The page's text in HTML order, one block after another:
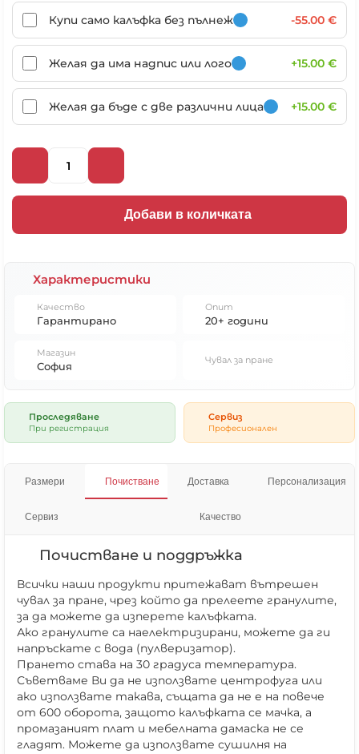
Купи само калъфка без пълнеж -55.00 €
Желая да има надпис или лого +15.00 €
Желая да бъде с две различни лица +15.00 €
Добави в количката
Характеристики
Качество
Гарантирано
Опит
20+ години
Магазин
София Чувал за пране
Проследяване
При регистрация
Сервиз
Професионален
Размери Почистване Доставка Персонализация
Сервиз Качество
Почистване и поддръжка
Всички наши продукти притежават вътрешен
чувал за пране, чрез който да прелеете гранулите,
за да можете да изперете калъфката.
Ако гранулите са наелектризирани, можете да ги
напръскате с вода (пулверизатор).
Прането става на 30 градуса температура.
Съветваме Ви да не използвате центрофуга или
ако използвате такава, същата да не е на повече
от 600 оборота, защото калъфката се мачка, а
промазаният плат и мебелната дамаска не се
гладят. Можете да използвате сушилня на